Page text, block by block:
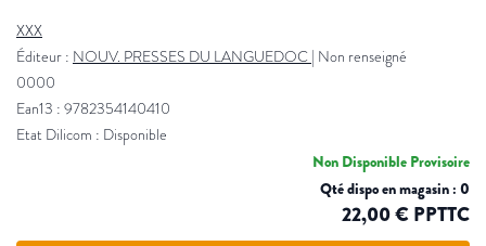
XXX
Éditeur : NOUV. PRESSES DU LANGUEDOC | Non renseigné
0000
Ean13 : 9782354140410
Etat Dilicom : Disponible
Non Disponible Provisoire
Qté dispo en magasin : 0
22,00 € PPTTC